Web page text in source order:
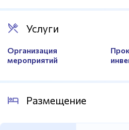
Услуги
Организация
мероприятий
Размещение